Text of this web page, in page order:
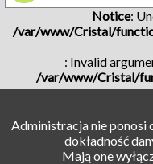
Notice:
/var/www/Cristal/
: Invalid
/var/www/Cristal/
Administracja nie ponosi
dokładność
Mają one